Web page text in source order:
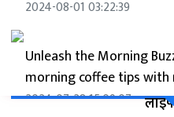
2024-08-01 03:22:39
Unleash the Morning
morning coffee tips
2024-07-28 15:09:07